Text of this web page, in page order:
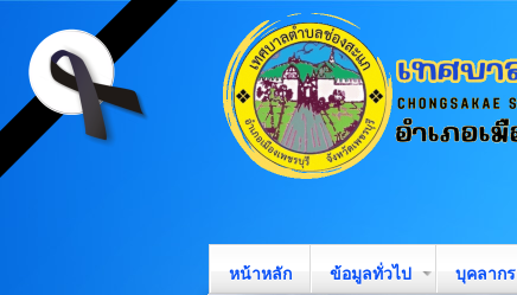
หน้าหลัก ข้อมูลทั่วไป บุคลากร